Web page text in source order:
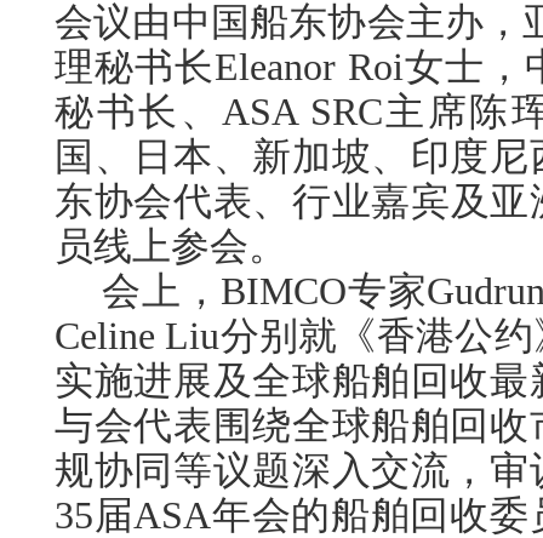
会议由中国船东协会主办，
理秘书长Eleanor Roi女士 ，
秘书长 、ASA SRC主席 陈
国、日本、新加坡、印度
东协会代表、 行业嘉宾及亚
员线上参会。
会上， BIMCO专家
Celine Liu分别就《香港公
实施进展及全球船舶回收
与会代表围绕全球船舶回
规协同等议题深入交流，
35届ASA年会的船舶回收